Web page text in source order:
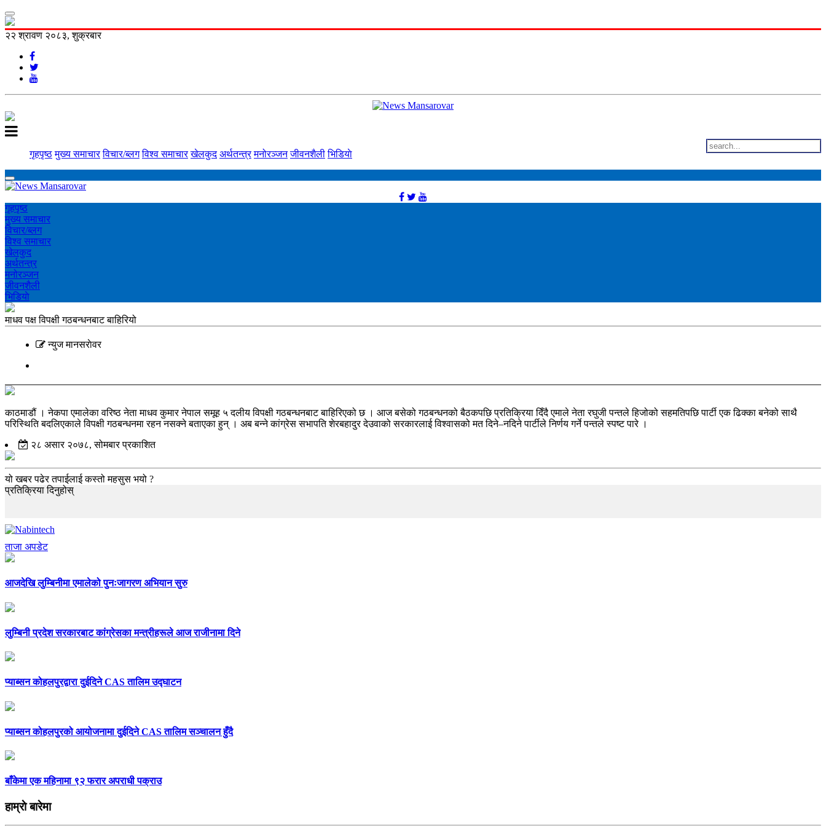
२२ श्रावण २०८३, शुक्रबार
गृहपृष्ठ मुख्य समाचार विचार/ब्लग विश्व समाचार खेलकुद अर्थतन्त्र मनोरञ्‍जन जीवनशैली भिडियाे
गृहपृष्ठ
मुख्य समाचार
विचार/ब्लग
विश्व समाचार
खेलकुद
अर्थतन्त्र
मनोरञ्‍जन
जीवनशैली
भिडियाे
माधव पक्ष विपक्षी गठबन्धनबाट बाहिरियो
न्युज मानसराेवर
काठमाडौं । नेकपा एमालेका वरिष्ठ नेता माधव कुमार नेपाल समूह ५ दलीय विपक्षी गठबन्धनबाट बाहिरिएको छ । आज बसेको गठबन्धनको बैठकपछि प्रतिक्रिया दिँदै एमाले नेता रघुजी पन्तले हिजोको सहमतिपछि पार्टी एक ढिक्का बनेको साथै
परिस्थिति बदलिएकाले विपक्षी गठबन्धनमा रहन नसक्ने बताएका हुन् । अब बन्ने कांग्रेस सभापति शेरबहादुर देउवाको सरकारलाई विश्वासको मत दिने–नदिने पार्टीले निर्णय गर्ने पन्तले स्पष्ट पारे ।
२८ असार २०७८, सोमबार प्रकाशित
यो खबर पढेर तपाईलाई कस्तो महसुस भयो ?
प्रतिक्रिया दिनुहोस्
ताजा अपडेट
आजदेखि लुम्बिनीमा एमालेको पुनःजागरण अभियान सुरु
लुम्बिनी प्रदेश सरकारबाट कांग्रेसका मन्त्रीहरूले आज राजीनामा दिने
प्याब्सन कोहलपुरद्वारा दुईदिने CAS तालिम उद्घाटन
प्याब्सन कोहलपुरको आयोजनामा दुईदिने CAS तालिम सञ्चालन हुँदै
बाँकेमा एक महिनामा ९२ फरार अपराधी पक्राउ
हाम्राे बारेमा